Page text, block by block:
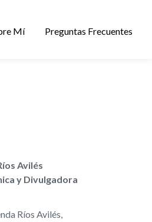
Mí Preguntas Frecuentes
Avilés
y Divulgadora
Ríos Avilés,